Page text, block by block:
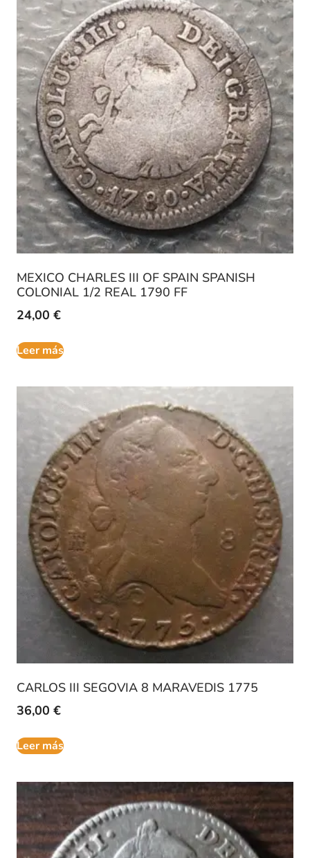
MEXICO CHARLES III OF SPAIN SPANISH
COLONIAL 1/2 REAL 1790 FF
24,00 €
Leer más
CARLOS III SEGOVIA 8 MARAVEDIS 1775
36,00 €
Leer más